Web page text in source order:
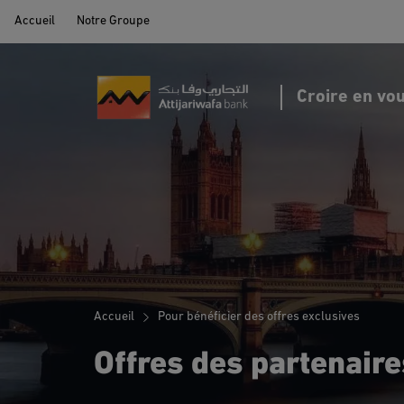
Accueil Notre Groupe
Portail MRE par Attijariwafa Bank
Croire en
Accueil Pour bénéficier des offres exclusives
Offres des